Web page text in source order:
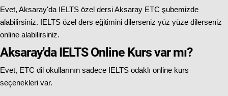
Evet, Aksaray'da IELTS özel dersi Aksaray ETC şubemizde
alabilirsiniz. IELTS özel ders eğitimini dilerseniz yüz yüze dilerseniz
online alabilirsiniz.
Aksaray'da IELTS Online Kurs var mı?
Evet, ETC dil okullarının sadece IELTS odaklı online kurs
seçenekleri var.